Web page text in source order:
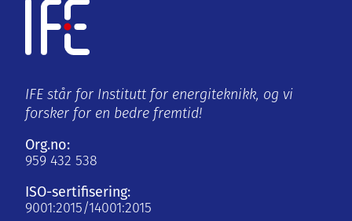
IFE står for Institutt for energiteknikk, og vi
forsker for en bedre fremtid!
Org.no:
959 432 538
ISO-sertifisering:
9001:2015/14001:2015